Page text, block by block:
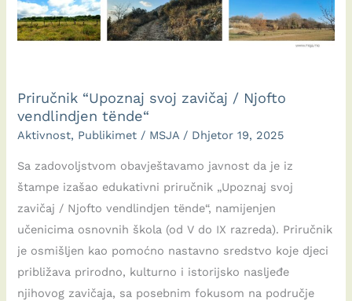
Priručnik “Upoznaj svoj zavičaj / Njofto
vendlindjen tënde“
Aktivnost, Publikimet / MSJA / Dhjetor 19, 2025
Sa zadovoljstvom obavještavamo javnost da je iz
štampe izašao edukativni priručnik „Upoznaj svoj
zavičaj / Njofto vendlindjen tënde“, namijenjen
učenicima osnovnih škola (od V do IX razreda). Priručnik
je osmišljen kao pomoćno nastavno sredstvo koje djeci
približava prirodno, kulturno i istorijsko nasljeđe
njihovog zavičaja, sa posebnim fokusom na područje